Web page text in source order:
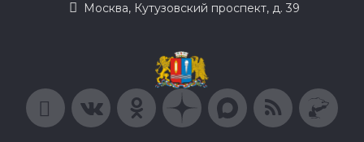
Москва, Кутузовский проспект, д. 39